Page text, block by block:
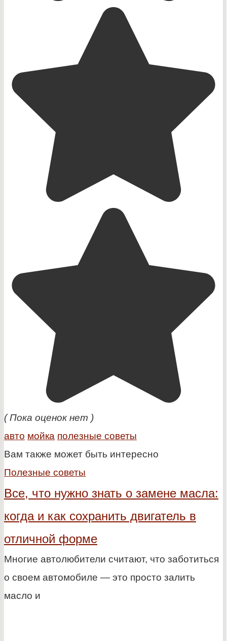
( Пока оценок нет )
авто мойка полезные советы
Вам также может быть интересно
Полезные советы
Все, что нужно знать о замене масла:
когда и как сохранить двигатель в
отличной форме
Многие автолюбители считают, что заботиться
о своем автомобиле — это просто залить
масло и